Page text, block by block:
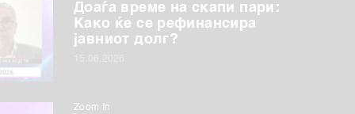
Доаѓа време на скапи пари:
Како ќе се рефинансира
јавниот долг?
Zoom In